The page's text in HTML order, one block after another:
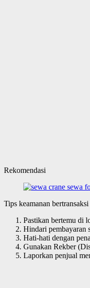
Rekomendasi
Tips keamanan bertransaksi
Pastikan bertemu di
Hindari pembayaran
Hati-hati dengan
Gunakan Rekber
Laporkan penjual